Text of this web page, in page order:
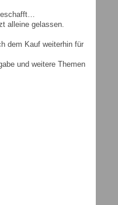
alleine gelassen.
dem Kauf weiterhin für
und weitere Themen